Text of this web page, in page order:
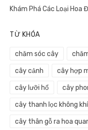
Khám Phá Các Loại Hoa
TỪ KHÓA
chăm sóc cây
cây cảnh cây hợp
cây lưỡi hổ cây
cây thanh lọc không khí
cây thân gỗ ra hoa